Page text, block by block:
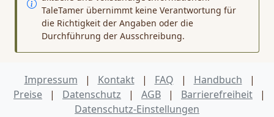
TaleTamer übernimmt keine Verantwortung für
die Richtigkeit der Angaben oder die
Durchführung der Ausschreibung.
Impressum | Kontakt | FAQ | Handbuch
|
Preise
| Datenschutz | AGB | Barrierefreiheit
|
Datenschutz‑Einstellungen